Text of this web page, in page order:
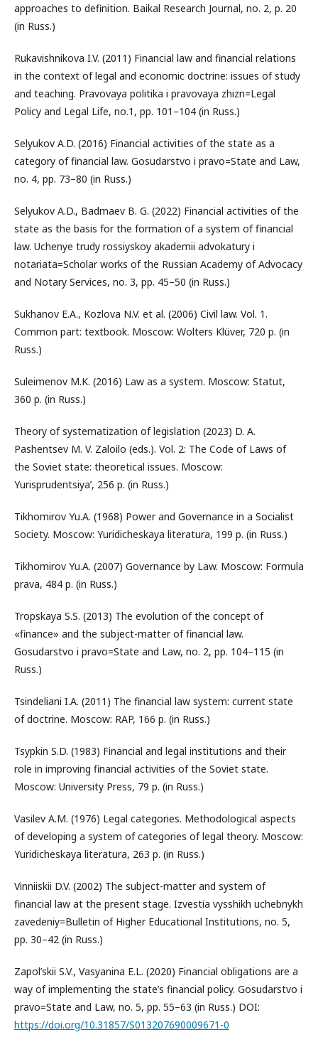
approaches to definition. Baikal Research Journal, no. 2, p. 20
(in Russ.)
Rukavishnikova I.V. (2011) Financial law and financial relations
in the context of legal and economic doctrine: issues of study
and teaching. Pravovaya politika i pravovaya zhizn=Legal
Policy and Legal Life, no.1, pp. 101–104 (in Russ.)
Selyukov A.D. (2016) Financial activities of the state as a
category of financial law. Gosudarstvo i pravo=State and Law,
no. 4, pp. 73–80 (in Russ.)
Selyukov A.D., Badmaev B. G. (2022) Financial activities of the
state as the basis for the formation of a system of financial
law. Uchenye trudy rossiyskoy akademii advokatury i
notariata=Scholar works of the Russian Academy of Advocacy
and Notary Services, no. 3, pp. 45–50 (in Russ.)
Sukhanov E.A., Kozlova N.V. et al. (2006) Civil law. Vol. 1.
Common part: textbook. Moscow: Wolters Klüver, 720 p. (in
Russ.)
Suleimenov M.K. (2016) Law as a system. Moscow: Statut,
360 p. (in Russ.)
Theory of systematization of legislation (2023) D. A.
Pashentsev M. V. Zaloilo (eds.). Vol. 2: The Code of Laws of
the Soviet state: theoretical issues. Moscow:
Yurisprudentsiya’, 256 p. (in Russ.)
Tikhomirov Yu.A. (1968) Power and Governance in a Socialist
Society. Moscow: Yuridicheskaya literatura, 199 p. (in Russ.)
Tikhomirov Yu.A. (2007) Governance by Law. Moscow: Formula
prava, 484 p. (in Russ.)
Tropskaya S.S. (2013) The evolution of the concept of
«finance» and the subject-matter of financial law.
Gosudarstvo i pravo=State and Law, no. 2, pp. 104–115 (in
Russ.)
Tsindeliani I.A. (2011) The financial law system: current state
of doctrine. Moscow: RAP, 166 p. (in Russ.)
Tsypkin S.D. (1983) Financial and legal institutions and their
role in improving financial activities of the Soviet state.
Moscow: University Press, 79 p. (in Russ.)
Vasilev A.M. (1976) Legal categories. Methodological aspects
of developing a system of categories of legal theory. Moscow:
Yuridicheskaya literatura, 263 p. (in Russ.)
Vinniiskii D.V. (2002) The subject-matter and system of
financial law at the present stage. Izvestia vysshikh uchebnykh
zavedeniy=Bulletin of Higher Educational Institutions, no. 5,
pp. 30–42 (in Russ.)
Zapol’skii S.V., Vasyanina E.L. (2020) Financial obligations are a
way of implementing the state’s financial policy. Gosudarstvo i
pravo=State and Law, no. 5, pp. 55–63 (in Russ.) DOI:
https://doi.org/10.31857/S013207690009671-0